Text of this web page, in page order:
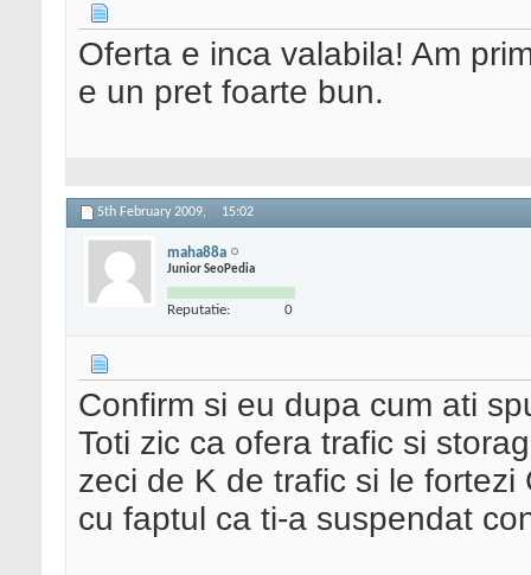
Oferta e inca valabila! Am
e un pret foarte bun.
5th February 2009, 15:02
maha88a
Junior SeoPedia
Reputatie: 0
Confirm si eu dupa cum ati
Toti zic ca ofera trafic si
zeci de K de trafic si le fortezi
cu faptul ca ti-a suspendat